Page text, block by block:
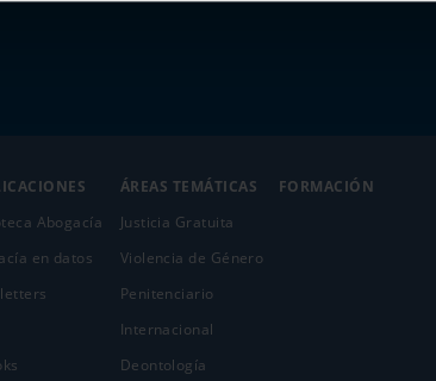
Abogacía
en datos
ÁREAS TEMÁTICAS
Justicia Gratuita
Violencia de Género
Penitenciario
Internacional
Deontología
FORMACIÓN